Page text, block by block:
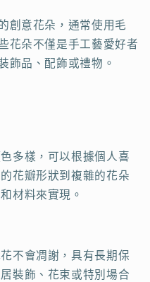
創意花朵，通常使用毛
花朵不僅是手工藝愛好者
飾品、配飾或禮物。
多樣，可以根據個人喜
花瓣形狀到複雜的花朵
材料來實現。
不會凋謝，具有長期保
裝飾、花束或特別場合